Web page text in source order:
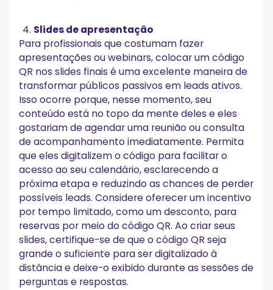
Slides de apresentação
Para profissionais que costumam fazer
apresentações ou webinars, colocar um código
QR nos slides finais é uma excelente maneira de
transformar públicos passivos em leads ativos.
Isso ocorre porque, nesse momento, seu
conteúdo está no topo da mente deles e eles
gostariam de agendar uma reunião ou consulta
de acompanhamento imediatamente. Permita
que eles digitalizem o código para facilitar o
acesso ao seu calendário, esclarecendo a
próxima etapa e reduzindo as chances de perder
possíveis leads. Considere oferecer um incentivo
por tempo limitado, como um desconto, para
reservas por meio do código QR. Ao criar seus
slides, certifique-se de que o código QR seja
grande o suficiente para ser digitalizado à
distância e deixe-o exibido durante as sessões de
perguntas e respostas.